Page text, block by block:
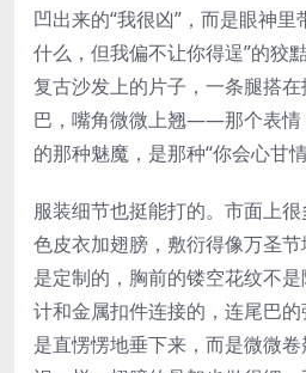
凹出来的“我很凶”，而是眼神
什么，但我偏不让你得逞”的狡
复古沙发上的片子，一条腿搭
巴，嘴角微微上翘——那个表情
的那种魅魔，是那种“你会心甘
服装细节也挺能打的。市面上
色皮衣加翅膀，敷衍得像万圣
是定制的，胸前的镂空花纹不
计和金属扣件连接的，连尾巴
是直愣愣地垂下来，而是微微